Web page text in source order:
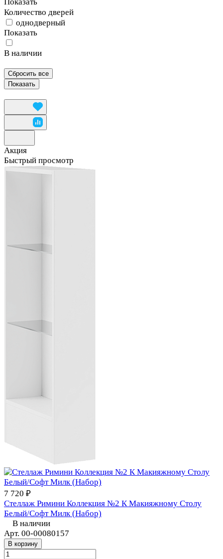
Показать
Количество дверей
однодверный
Показать
В наличии
Сбросить все
Акция
Быстрый просмотр
7 720 ₽
Стеллаж Римини Коллекция №2 К Макияжному Столу
Белый/Софт Милк (Набор)
В наличии
Арт. 00-00080157
В корзину